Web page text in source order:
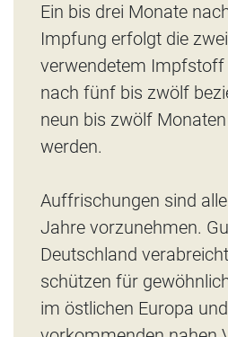
Ein bis drei Monate
Impfung erfolgt die
verwendetem
nach fünf bis zwölf
neun bis zwölf
werden.
Auffrischungen sind
Jahre vorzunehmen.
Deutschland
schützen für
im östlichen Europa